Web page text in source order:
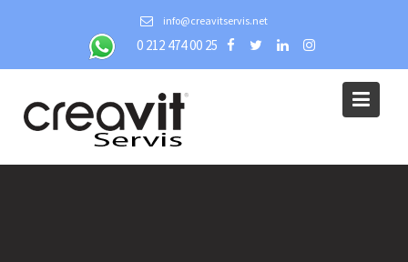
info@creavitservis.net
0 212 474 00 25